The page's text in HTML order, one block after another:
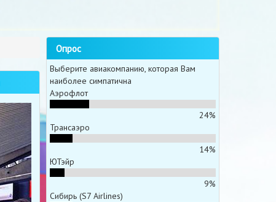
Опрос
Выберите авиакомпанию, которая Вам
наиболее симпатична
Аэрофлот
24%
Трансаэро
14%
ЮТэйр
9%
Сибирь (S7 Airlines)